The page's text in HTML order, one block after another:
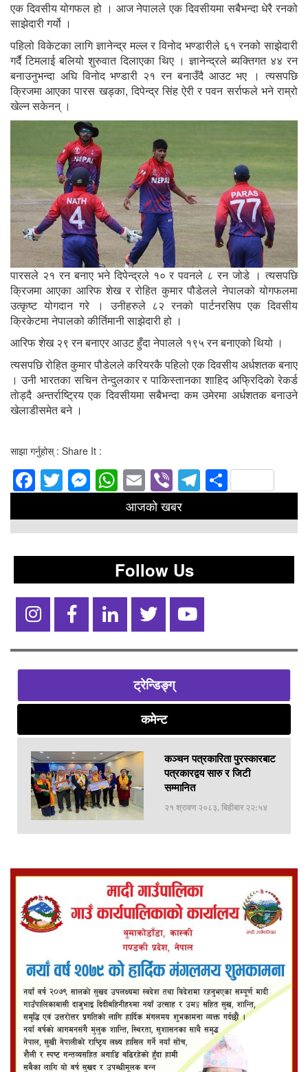
एक दिवसीय योगफल हो । आज नेपालले एक दिवसीयमा सबैभन्दा धेरै रनको
साझेदारी गर्यो‍ ।
पहिलो विकेटका लागि ज्ञानेन्द्र मल्ल र विनोद भण्डारीले ६१ रनको साझेदारी
गर्दै टिमलाई बलियो शुरुवात दिलाएका थिए । ज्ञानेन्द्रले ब्यक्तिगत ४४ रन
बनाउनुभन्दा अघि विनोद भण्डारी २१ रन बनाउँदै आउट भए । त्यसपछि
क्रिजमा आएका पारस खड्का, दिपेन्द्र सिंह ऐरी र पवन सर्राफले भने राम्रो
खेल्न सकेनन् ।
पारसले २१ रन बनाए भने दिपेन्द्रले १० र पवनले ८ रन जोडे । त्यसपछि
क्रिजमा आएका आरिफ शेख र रोहित कुमार पौडेलले नेपालको योगफलमा
उत्कृष्ट योगदान गरे । उनीहरुले ८२ रनको पार्टनरसिप एक दिवसीय
क्रिकेटमा नेपालको कीर्तिमानी साझेदारी हो ।
आरिफ शेख २९ रन बनाएर आउट हुँदा नेपालले १९५ रन बनाएको थियो ।
त्यसपछि रोहित कुमार पौडेलले करियरकै पहिलो एक दिवसीय अर्धशतक बनाए
। उनी भारतका सचिन तेन्दुलकार र पाकिस्तानका शाहिद अफ्रिदिकाे रेकर्ड
ताेड्दै अन्तर्राष्ट्रिय एक दिवसीयमा सबैभन्दा कम उमेरमा अर्धशतक बनाउने
खेलाडीसमेत बने ।
साझा गर्नुहोस् : Share It :
Facebook
Twitter
Messenger
WhatsApp
EmailViberTelegram
Share
आजको खबर
Follow Us
ट्रेन्डिङ्ग्
कमेन्ट
कञ्चन पत्रकारिता पुरस्कारबाट
पत्रकारद्वय सारु र जिटी
सम्मानित
२१ श्रावण २०८३, बिहीबार २२:५४